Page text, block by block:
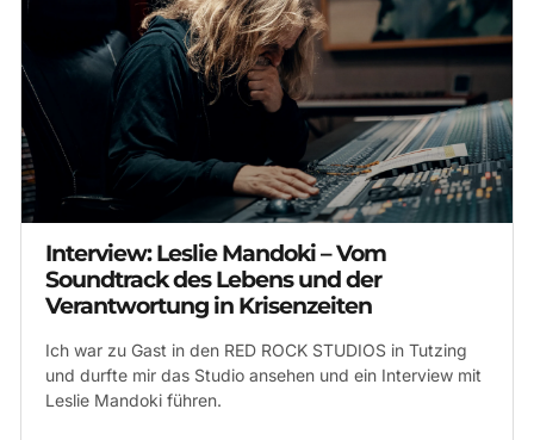
Interview: Leslie Mandoki – Vom
Soundtrack des Lebens und der
Verantwortung in Krisenzeiten
Ich war zu Gast in den RED ROCK STUDIOS in Tutzing
und durfte mir das Studio ansehen und ein Interview mit
Leslie Mandoki führen.